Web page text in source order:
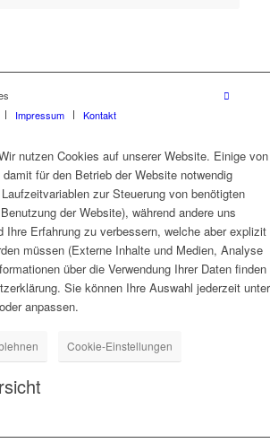
Impressum Kontakt
nutzen Cookies auf unserer Website. Einige von
für den Betrieb der Website notwendig
zur Steuerung von benötigten
der Website), während andere uns
Ihre Erfahrung zu verbessern, welche aber explizit
müssen (Externe Inhalte und Medien, Analyse
über die Verwendung Ihrer Daten finden
Sie können Ihre Auswahl jederzeit unter
anpassen.
Cookie-Einstellungen